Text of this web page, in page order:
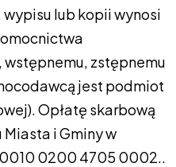
lub kopii wynosi
zstępnemu
jest podmiot
Opłatę skarbową
i Gminy w
0200 4705 0002..